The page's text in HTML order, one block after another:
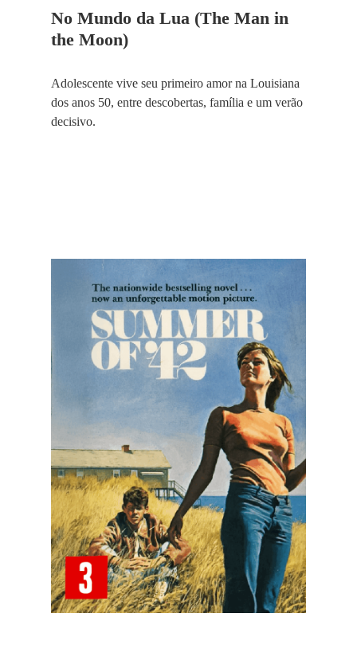
No Mundo da Lua (The Man in
the Moon)
Adolescente vive seu primeiro amor na Louisiana
dos anos 50, entre descobertas, família e um verão
decisivo.